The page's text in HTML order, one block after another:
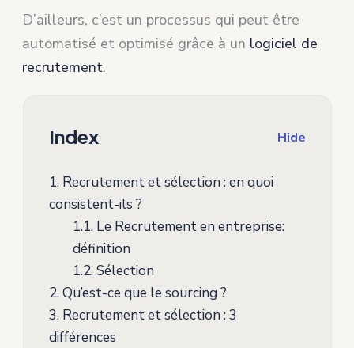
D’ailleurs, c’est un processus qui peut être
automatisé et optimisé grâce à un logiciel de
recrutement.
Index Hide
1.Recrutement et sélection : en quoi
consistent-ils ?
1.1.Le Recrutement en entreprise:
définition
1.2.Sélection
2.Qu’est-ce que le sourcing ?
3.Recrutement et sélection : 3
différences